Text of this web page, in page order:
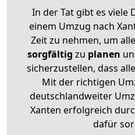
In der Tat gibt es viele
einem Umzug nach
Zeit zu nehmen, um
sorgfältig zu planen
sicherzustellen, dass
Mit der richtigen
deutschlandweiter
Xanten erfolgreich
dafür